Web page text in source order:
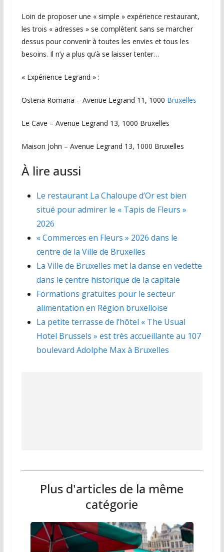
Loin de proposer une « simple » expérience restaurant,
les trois « adresses » se complètent sans se marcher
dessus pour convenir à toutes les envies et tous les
besoins. Il n’y a plus qu’à se laisser tenter…
« Expérience Legrand » :
Osteria Romana – Avenue Legrand 11, 1000 Bruxelles
Le Cave – Avenue Legrand 13, 1000 Bruxelles
Maison John – Avenue Legrand 13, 1000 Bruxelles
À lire aussi
Le restaurant La Chaloupe d’Or est bien
situé pour admirer le « Tapis de Fleurs »
2026
« Commerces en Fleurs » 2026 dans le
centre de la Ville de Bruxelles
La Ville de Bruxelles met la danse en vedette
dans le centre historique de la capitale
Formations gratuites pour le secteur
alimentation en Région bruxelloise
La petite terrasse de l’hôtel « The Usual
Hotel Brussels » est très accueillante au 107
boulevard Adolphe Max à Bruxelles
Plus d'articles de la même
catégorie